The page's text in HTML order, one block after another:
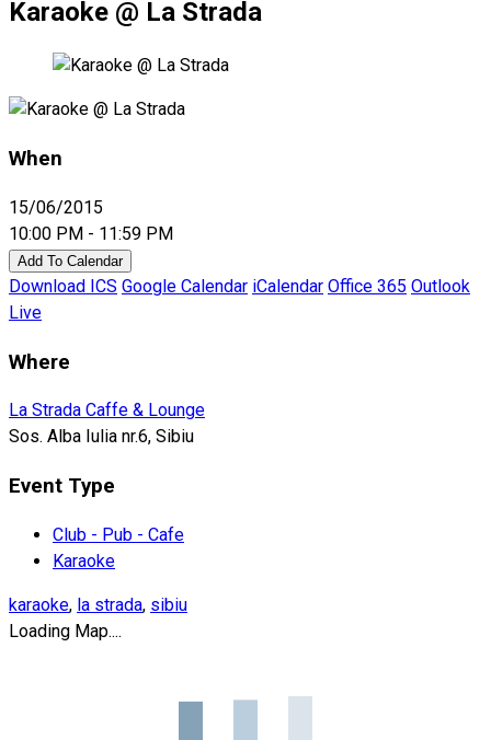
Karaoke @ La Strada
When
15/06/2015
10:00 PM - 11:59 PM
Add To Calendar
Download ICS Google Calendar iCalendar Office 365 Outlook
Live
Where
La Strada Caffe & Lounge
Sos. Alba Iulia nr.6, Sibiu
Event Type
Club - Pub - Cafe
Karaoke
karaoke, la strada, sibiu
Loading Map....